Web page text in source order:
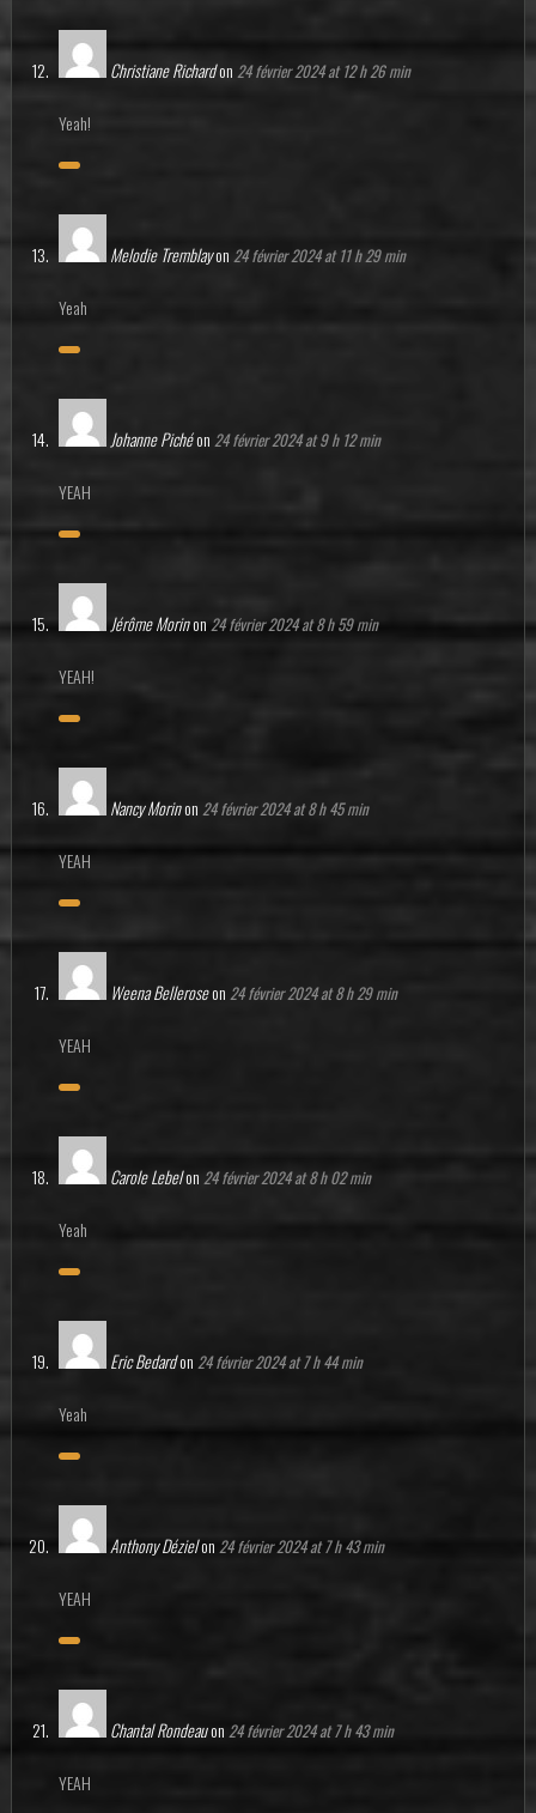
Christiane Richardon 24 février 2024 at 12 h 26 min
Yeah!
Melodie Tremblayon 24 février 2024 at 11 h 29 min
Yeah
Johanne Pichéon 24 février 2024 at 9 h 12 min
YEAH
Jérôme Morinon 24 février 2024 at 8 h 59 min
YEAH!
Nancy Morinon 24 février 2024 at 8 h 45 min
YEAH
Weena Belleroseon 24 février 2024 at 8 h 29 min
YEAH
Carole Lebelon 24 février 2024 at 8 h 02 min
Yeah
Eric Bedardon 24 février 2024 at 7 h 44 min
Yeah
Anthony Dézielon 24 février 2024 at 7 h 43 min
YEAH
Chantal Rondeauon 24 février 2024 at 7 h 43 min
YEAH